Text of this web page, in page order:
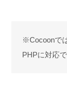
※Cocoonで
PHPに対応で